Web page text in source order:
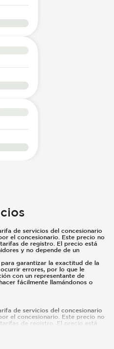
de servicios del concesionario
el concesionario. Este precio no
de registro. El precio está
y no depende de un
garantizar la exactitud de la
errores, por lo que le
con un representante de
fácilmente llamándonos o
de servicios del concesionario
el concesionario. Este precio no
de registro. El precio está
y no depende de un tipo
existir reembolsos o incentivos